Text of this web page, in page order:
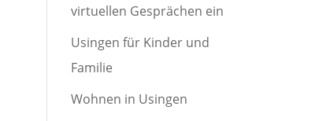
virtuellen Gesprächen ein
Usingen für Kinder und
Familie
Wohnen in Usingen